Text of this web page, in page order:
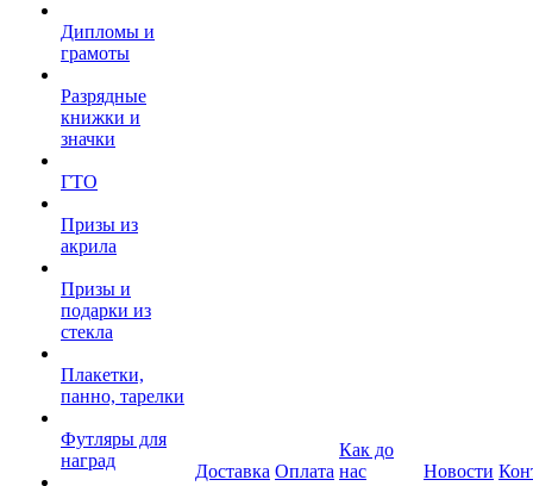
Дипломы и
грамоты
Разрядные
книжки и
значки
ГТО
Призы из
акрила
Призы и
подарки из
стекла
Плакетки,
панно, тарелки
Футляры для
наград
Доставка Оплата
Как до
нас
Новости